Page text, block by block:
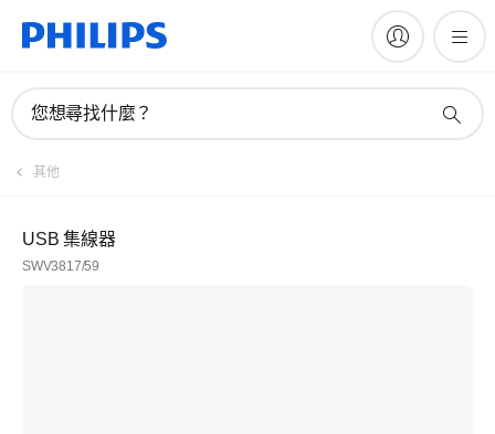
您想尋找什麼？
其他
USB 集線器
SWV3817/59